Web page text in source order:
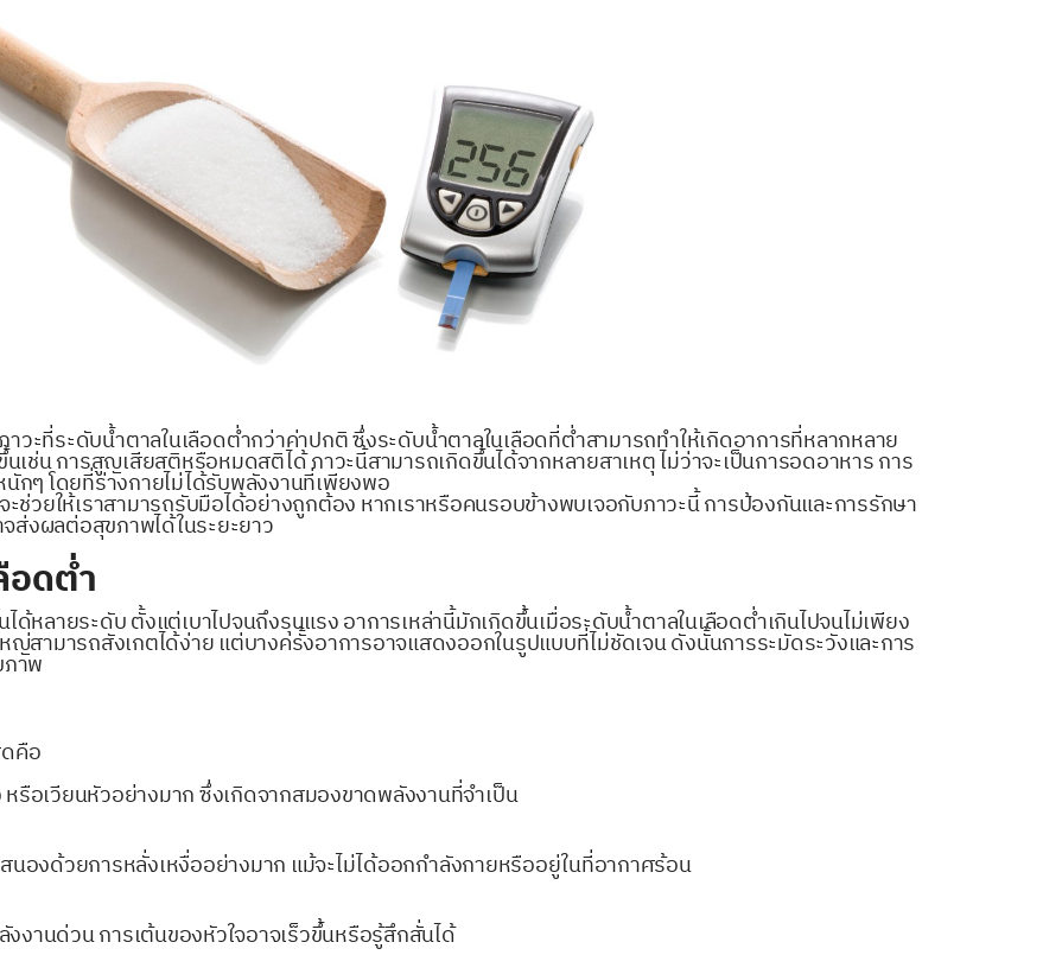
วะที่ระดับน้ำตาลในเลือดต่ำกว่าค่าปกติ ซึ่งระดับน้ำตาลในเลือดที่ต่ำสามารถทำให้เกิดอาการที่หลากหลาย
ช่น การสูญเสียสติหรือหมดสติได้ ภาวะนี้สามารถเกิดขึ้นได้จากหลายสาเหตุ ไม่ว่าจะเป็นการอดอาหาร การ
กๆ โดยที่ร่างกายไม่ได้รับพลังงานที่เพียงพอ
ะช่วยให้เราสามารถรับมือได้อย่างถูกต้อง หากเราหรือคนรอบข้างพบเจอกับภาวะนี้ การป้องกันและการรักษา
ส่งผลต่อสุขภาพได้ในระยะยาว
อดต่ำ
ด้หลายระดับ ตั้งแต่เบาไปจนถึงรุนแรง อาการเหล่านี้มักเกิดขึ้นเมื่อระดับน้ำตาลในเลือดต่ำเกินไปจนไม่เพียง
สามารถสังเกตได้ง่าย แต่บางครั้งอาการอาจแสดงออกในรูปแบบที่ไม่ชัดเจน ดังนั้นการระมัดระวังและการ
าพ
คือ
รือเวียนหัวอย่างมาก ซึ่งเกิดจากสมองขาดพลังงานที่จำเป็น
นองด้วยการหลั่งเหงื่ออย่างมาก แม้จะไม่ได้ออกกำลังกายหรืออยู่ในที่อากาศร้อน
งานด่วน การเต้นของหัวใจอาจเร็วขึ้นหรือรู้สึกสั่นได้